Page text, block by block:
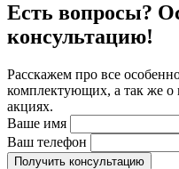
Есть вопросы?
консультацию!
Расскажем про все
комплектующих, а так же
акциях.
Ваше имя
Ваш телефон
Получить консультацию